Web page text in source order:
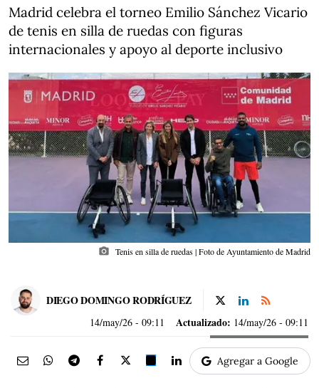
Madrid celebra el torneo Emilio Sánchez Vicario
de tenis en silla de ruedas con figuras
internacionales y apoyo al deporte inclusivo
photo_camera Tenis en silla de ruedas | Foto de Ayuntamiento de Madrid
DIEGO DOMINGO RODRÍGUEZ
14/may/26 - 09:11 Actualizado: 14/may/26 - 09:11
Agregar a Google